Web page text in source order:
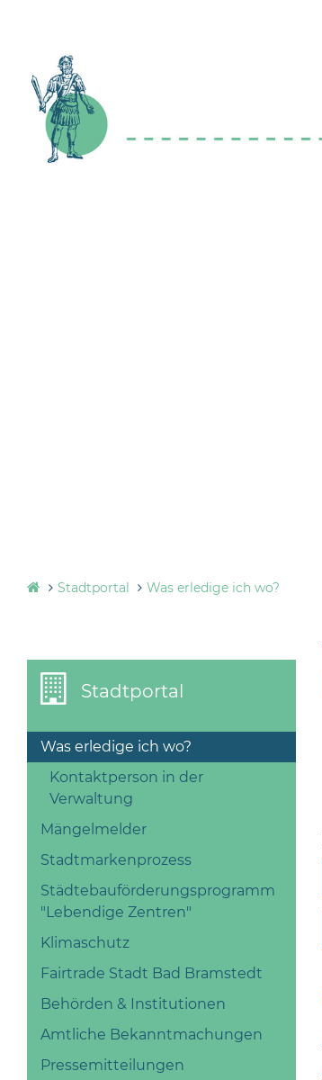
Stadtportal Was erledige ich wo?
Stadtportal
Was erledige ich wo?
Kontaktperson in der
Verwaltung
Mängelmelder
Stadtmarkenprozess
Städtebauförderungsprogramm
"Lebendige Zentren"
Klimaschutz
Fairtrade Stadt Bad Bramstedt
Behörden & Institutionen
Amtliche Bekanntmachungen
Pressemitteilungen